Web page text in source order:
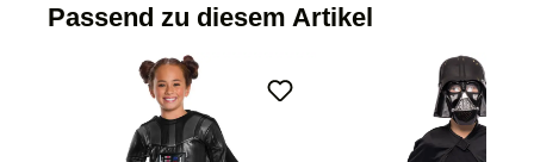
Passend zu diesem Artikel